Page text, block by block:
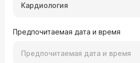
Кардиология
Предпочитаемая дата и время